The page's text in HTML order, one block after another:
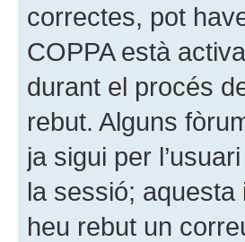
correctes, pot
COPPA està
durant el procés
rebut. Alguns
ja sigui per
la sessió;
heu rebut un